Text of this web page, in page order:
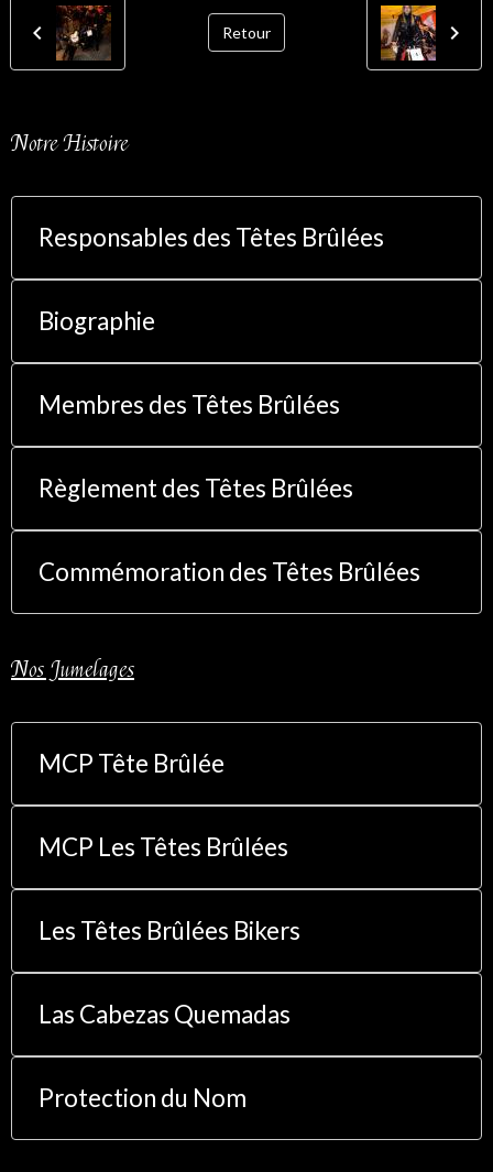
Retour
Notre Histoire
Responsables des Têtes Brûlées
Biographie
Membres des Têtes Brûlées
Règlement des Têtes Brûlées
Commémoration des Têtes Brûlées
Nos Jumelages
MCP Tête Brûlée
MCP Les Têtes Brûlées
Les Têtes Brûlées Bikers
Las Cabezas Quemadas
Protection du Nom